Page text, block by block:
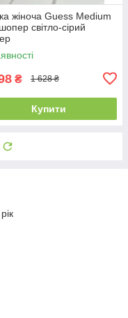
жіноча Guess Medium
світло-сірий
₴ 1 628 ₴
Купити